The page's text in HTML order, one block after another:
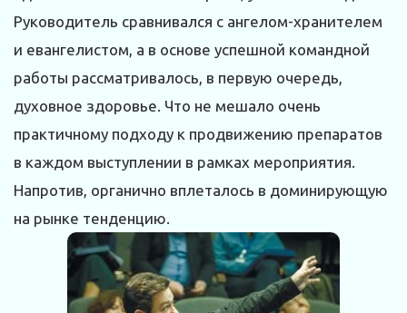
Руководитель сравнивался с ангелом-хранителем
и евангелистом, а в основе успешной командной
работы рассматривалось, в первую очередь,
духовное здоровье. Что не мешало очень
практичному подходу к продвижению препаратов
в каждом выступлении в рамках мероприятия.
Напротив, органично вплеталось в доминирующую
на рынке тенденцию.